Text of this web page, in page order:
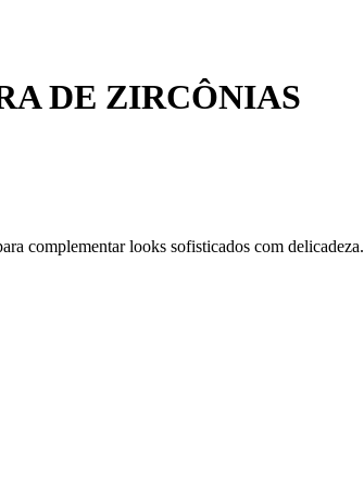
DE ZIRCÔNIAS
complementar looks sofisticados com delicadeza.